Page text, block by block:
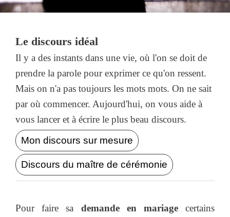
Le discours idéal
Il y a des instants dans une vie, où l'on se doit de
prendre la parole pour exprimer ce qu'on ressent.
Mais on n'a pas toujours les mots mots. On ne sait
par où commencer. Aujourd'hui, on vous aide à
vous lancer et à écrire le plus beau discours.
Mon discours sur mesure
Discours du maître de cérémonie
Pour faire sa demande en mariagecertains